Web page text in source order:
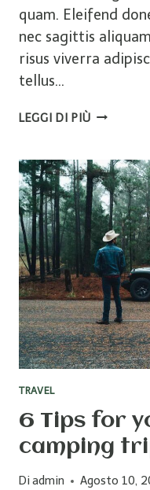
quam. Eleifend
nec sagittis
risus viverra
tellus…
LEGGI DI PIÙTIPS
FOR
THE
FIRST
TIME
CAMPER
TRAVEL
6 Tips for
camping
Di admin Agosto 10,